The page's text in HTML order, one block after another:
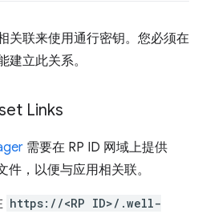
关联来使用通行密钥。您必须在
建立此关系。
Links
需要在 RP ID 网域上提供
件，以便与应用相关联。
https://<RP ID>/.well-